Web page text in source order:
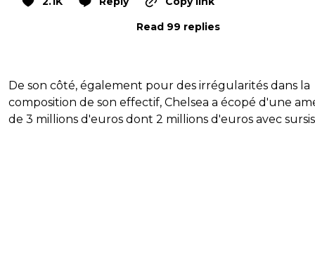
Read 99 replies
De son côté, également pour des irrégularités dans la
composition de son effectif, Chelsea a écopé d'une
de 3 millions d'euros dont 2 millions d'euros avec